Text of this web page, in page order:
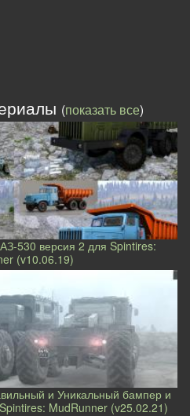
(показать все)
530 версия 2 для Spintires:
(v10.06.19)
и Уникальный бампер и
MudRunner (v25.02.21)